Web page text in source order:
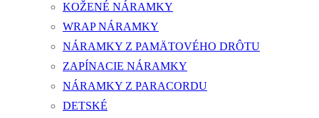
KOŽENÉ NÁRAMKY
WRAP NÁRAMKY
NÁRAMKY Z PAMÄTOVÉHO DRÔTU
ZAPÍNACIE NÁRAMKY
NÁRAMKY Z PARACORDU
DETSKÉ